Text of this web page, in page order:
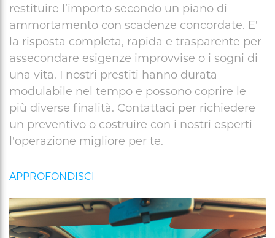
restituire l’importo secondo un piano di
ammortamento con scadenze concordate. E'
la risposta completa, rapida e trasparente per
assecondare esigenze improvvise o i sogni di
una vita. I nostri prestiti hanno durata
modulabile nel tempo e possono coprire le
più diverse finalità. Contattaci per richiedere
un preventivo o costruire con i nostri esperti
l'operazione migliore per te.